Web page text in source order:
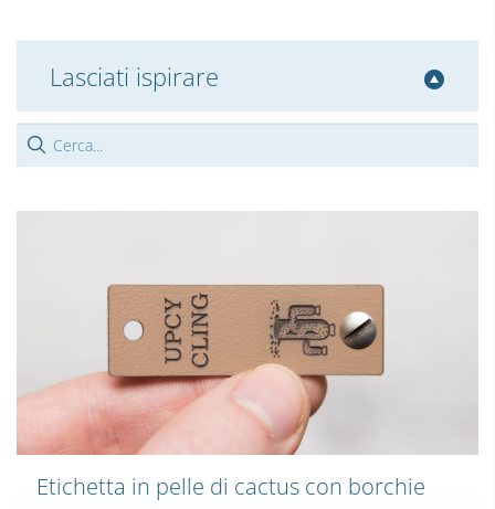
Lasciati ispirare
Etichetta in pelle di cactus con borchie